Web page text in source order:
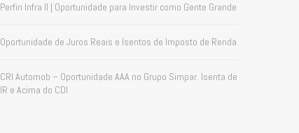
Perfin Infra II | Oportunidade para Investir como Gente Grande
Oportunidade de Juros Reais e Isentos de Imposto de Renda
CRI Automob – Oportunidade AAA no Grupo Simpar. Isenta de
IR e Acima do CDI